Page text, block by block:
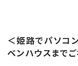
＜姫路でパソコ
ベンハウスまで